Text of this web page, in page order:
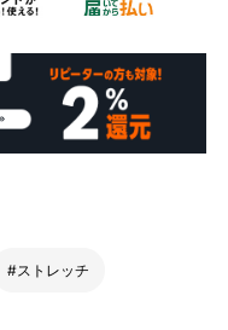
#ストレッチ